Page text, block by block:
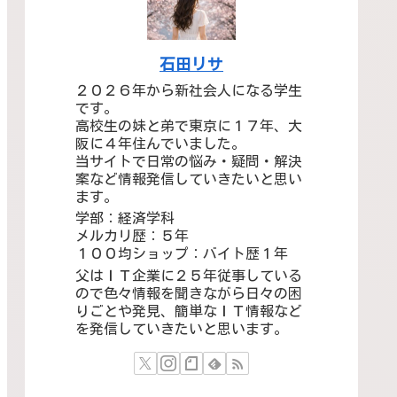
石田リサ
２０２６年から新社会人になる学生
です。
高校生の妹と弟で東京に１７年、大
阪に４年住んでいました。
当サイトで日常の悩み・疑問・解決
案など情報発信していきたいと思い
ます。
学部：経済学科
メルカリ歴：５年
１００均ショップ：バイト歴１年
父はＩＴ企業に２５年従事している
ので色々情報を聞きながら日々の困
りごとや発見、簡単なＩＴ情報など
を発信していきたいと思います。